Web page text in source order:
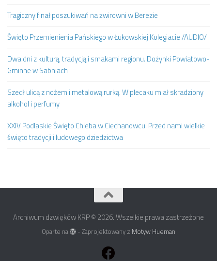
Tragiczny finał poszukiwań na żwirowni w Berezie
Święto Przemienienia Pańskiego w Łukowskiej Kolegiacie /AUDIO/
Dwa dni z kulturą, tradycją i smakami regionu. Dożynki Powiatowo-
Gminne w Sabniach
Szedł ulicą z nożem i metalową rurką. W plecaku miał skradziony
alkohol i perfumy
XXIV Podlaskie Święto Chleba w Ciechanowcu. Przed nami wielkie
święto tradycji i ludowego dziedzictwa
Archiwum dzwięków KRP © 2026. Wszelkie prawa zastrzeżone
Oparte na - Zaprojektowany z Motyw Hueman